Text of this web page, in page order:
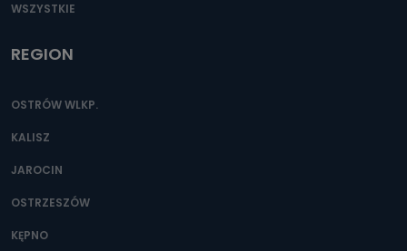
WSZYSTKIE
REGION
OSTRÓW WLKP.
KALISZ
JAROCIN
OSTRZESZÓW
KĘPNO